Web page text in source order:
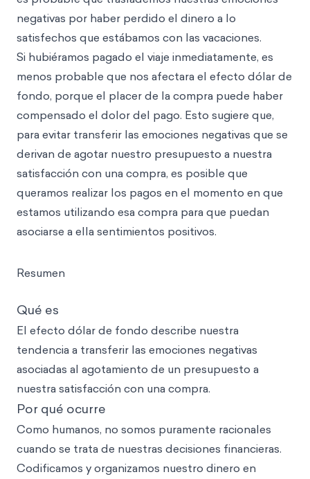
negativas por haber perdido el dinero a lo
satisfechos que estábamos con las vacaciones.
Si hubiéramos pagado el viaje inmediatamente, es
menos probable que nos afectara el efecto dólar de
fondo, porque el placer de la compra puede haber
compensado el dolor del pago. Esto sugiere que,
para evitar transferir las emociones negativas que se
derivan de agotar nuestro presupuesto a nuestra
satisfacción con una compra, es posible que
queramos realizar los pagos en el momento en que
estamos utilizando esa compra para que puedan
asociarse a ella sentimientos positivos.
Resumen
Qué es
El efecto dólar de fondo describe nuestra
tendencia a transferir las emociones negativas
asociadas al agotamiento de un presupuesto a
nuestra satisfacción con una compra.
Por qué ocurre
Como humanos, no somos puramente racionales
cuando se trata de nuestras decisiones financieras.
Codificamos y organizamos nuestro dinero en